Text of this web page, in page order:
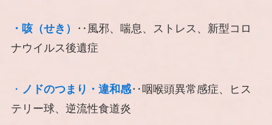
・咳（せき）
‥風邪、喘息、ストレス、新型コロ
ナウイルス後遺症
・ ノドのつまり・違和感‥咽喉頭異常感症、ヒス
テリー球、逆流性食道炎